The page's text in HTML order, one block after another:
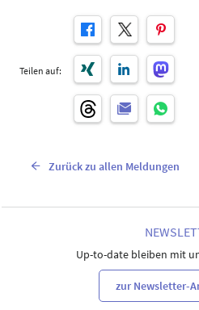
Teilen auf:
Zurück zu allen Meldungen
Up-to-date bleiben mit
zur Newsletter-